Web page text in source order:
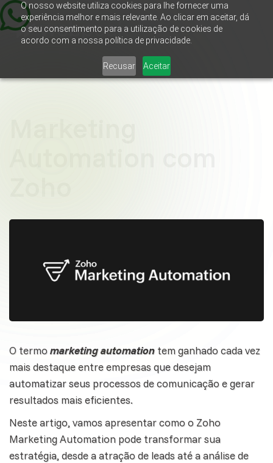
O nosso website utiliza cookies para lhe fornecer uma
experiência melhor e mais relevante. Ao clicar em aceitar, dá
o seu consentimento para a utilização de cookies de
acordo com a nossa política de privacidade.
Recusar Aceitar
O termomarketing automation tem ganhado cada vez
mais destaque entreempresasque desejam
automatizar seus processos de comunicação e gerar
resultados mais eficientes.
Neste artigo, vamos apresentar como o Zoho
Marketing Automation pode transformar sua
estratégia, desde a atração de leads até a análise de